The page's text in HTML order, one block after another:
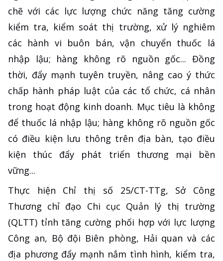
chẽ với các lực lượng chức năng tăng cường
kiểm tra, kiểm soát thị trường, xử lý nghiêm
các hành vi buôn bán, vận chuyển thuốc lá
nhập lậu; hàng không rõ nguồn gốc... Đồng
thời, đẩy mạnh tuyên truyền, nâng cao ý thức
chấp hành pháp luật của các tổ chức, cá nhân
trong hoạt động kinh doanh. Mục tiêu là không
để thuốc lá nhập lậu; hàng không rõ nguồn gốc
có điều kiện lưu thông trên địa bàn, tạo điều
kiện thúc đẩy phát triển thương mại bền
vững...
Thực hiện Chỉ thị số 25/CT-TTg, Sở Công
Thương chỉ đạo Chi cục Quản lý thị trường
(QLTT) tỉnh tăng cường phối hợp với lực lượng
Công an, Bộ đội Biên phòng, Hải quan và các
địa phương đẩy mạnh nắm tình hình, kiểm tra,